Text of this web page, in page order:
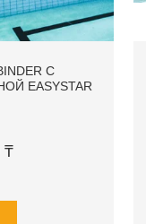
С
EASYSTAR
₸